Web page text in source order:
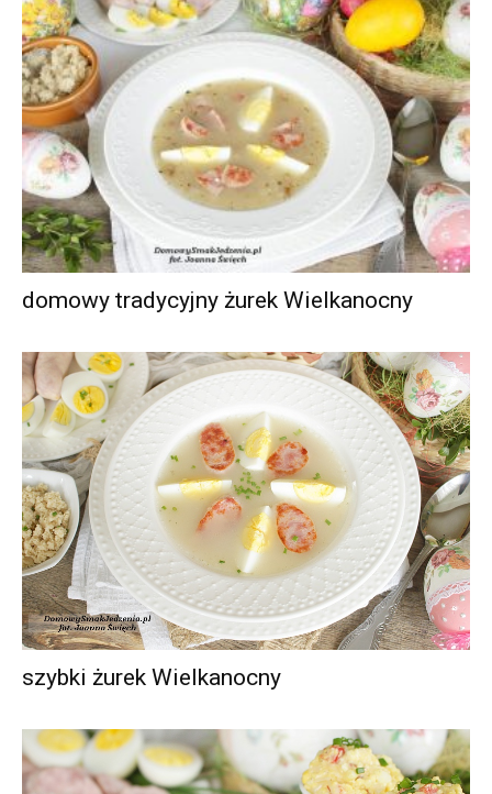
domowy tradycyjny żurek Wielkanocny
szybki żurek Wielkanocny